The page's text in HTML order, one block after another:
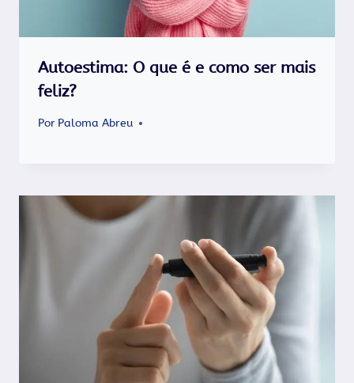
Autoestima: O que é e como ser mais
feliz?
Por Paloma Abreu